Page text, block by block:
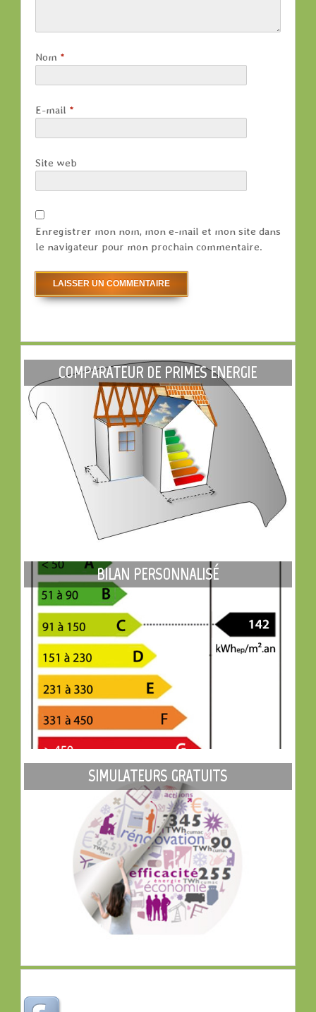
Nom *
E-mail *
Site web
Enregistrer mon nom, mon e-mail et mon site dans
le navigateur pour mon prochain commentaire.
COMPARATEUR DE PRIMES ENERGIE
BILAN PERSONNALISÉ
SIMULATEURS GRATUITS